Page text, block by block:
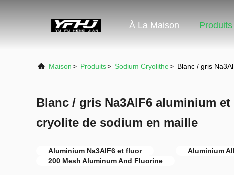
À La Maison Produits
Maison> Produits> Sodium Cryolithe> Blanc / gris
Blanc / gris Na3AlF6 aluminium
cryolite de sodium en maille
Aluminium Na3AlF6 et fluor
Aluminium
200 Mesh Aluminum And Fluorine